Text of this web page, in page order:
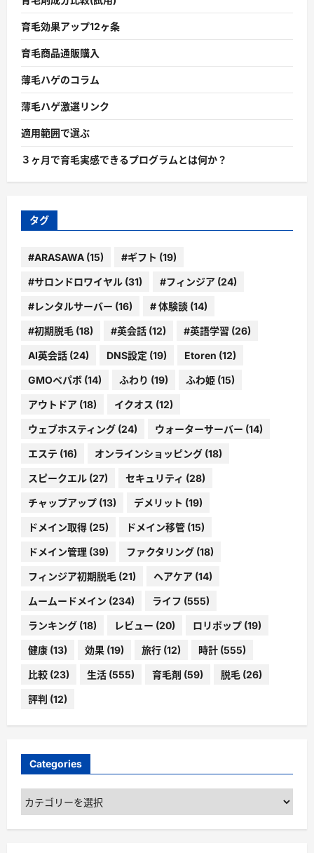
育毛効果アップ12ヶ条
育毛商品通販購入
薄毛ハゲのコラム
薄毛ハゲ激選リンク
適用範囲で選ぶ
３ヶ月で育毛実感できるプログラムとは何か？
タグ
#ARASAWA (15) #ギフト (19)
#サロンドロワイヤル (31) #フィンジア (24)
#レンタルサーバー (16) # 体験談 (14)
#初期脱毛 (18) #英会話 (12) #英語学習 (26)
AI英会話 (24) DNS設定 (19) Etoren (12)
GMOペパボ (14) ふわり (19) ふわ姫 (15)
アウトドア (18) イクオス (12)
ウェブホスティング (24) ウォーターサーバー (14)
エステ (16) オンラインショッピング (18)
スピークエル (27) セキュリティ (28)
チャップアップ (13) デメリット (19)
ドメイン取得 (25) ドメイン移管 (15)
ドメイン管理 (39) ファクタリング (18)
フィンジア初期脱毛 (21) ヘアケア (14)
ムームードメイン (234) ライフ (555)
ランキング (18) レビュー (20) ロリポップ (19)
健康 (13) 効果 (19) 旅行 (12) 時計 (555)
比較 (23) 生活 (555) 育毛剤 (59) 脱毛 (26)
評判 (12)
Categories
Categories